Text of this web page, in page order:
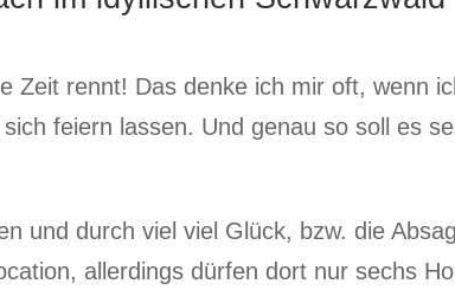
rennt! Das denke ich mir oft, wenn
feiern lassen. Und genau so soll es
und durch viel viel Glück, bzw. die
allerdings dürfen dort nur sechs